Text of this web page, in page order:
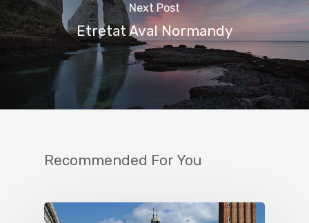
Next Post
Etretat Aval Normandy
Recommended For You